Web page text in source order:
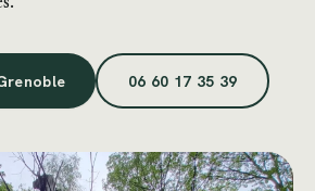
06 60 17 35 39